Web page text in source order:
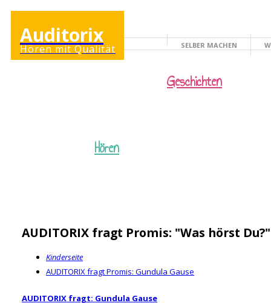
Auditorix
Hören mit Qualität KINDERSEITE
SELBER MACHEN
Hören
Geschichten
AUDITORIX fragt Promis: "Was hörst Du?"
Kinderseite
AUDITORIX fragt Promis: Gundula Gause
AUDITORIX fragt: Gundula Gause